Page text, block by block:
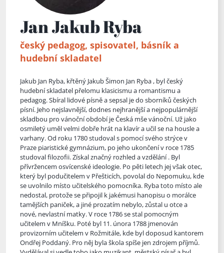
Jan Jakub Ryba
český pedagog, spisovatel, básník a
hudební skladatel
Jakub Jan Ryba, křtěný Jakub Šimon Jan Ryba , byl český
hudební skladatel přelomu klasicismu a romantismu a
pedagog. Sbíral lidové písně a sepsal je do sborníků českých
písní. Jeho nejslavnější, dodnes nejhranější a nejpopulárnější
skladbou pro vánoční období je Česká mše vánoční. Už jako
osmiletý uměl velmi dobře hrát na klavír a učil se na housle a
varhany. Od roku 1780 studoval s pomocí svého strýce v
Praze piaristické gymnázium, po jeho ukončení v roce 1785
studoval filozofii. Získal značný rozhled a vzdělání . Byl
přívržencem osvícenské ideologie. Po pěti letech jej však otec,
který byl podučitelem v Přešticích, povolal do Nepomuku, kde
se uvolnilo místo učitelského pomocníka. Ryba toto místo ale
nedostal, protože se připojil k jakémusi hanopisu o morálce
tamějších paniček, a jiné prozatím nebylo, zůstal u otce a
nové, nevlastní matky. V roce 1786 se stal pomocným
učitelem v Mníšku. Poté byl 11. února 1788 jmenován
provizorním učitelem v Rožmitále, kde byl doposud kantorem
Ondřej Poddaný. Pro něj byla škola spíše jen zdrojem příjmů.